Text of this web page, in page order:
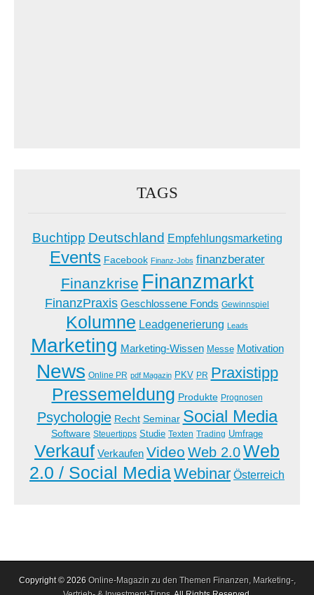
TAGS
Buchtipp Deutschland Empfehlungsmarketing
Events Facebook Finanz-Jobs finanzberater
Finanzkrise Finanzmarkt
FinanzPraxis Geschlossene Fonds Gewinnspiel
Kolumne Leadgenerierung Leads
Marketing Marketing-Wissen Messe Motivation
News Online PR pdf Magazin PKV PR Praxistipp
Pressemeldung Produkte Prognosen
Psychologie Recht Seminar Social Media
Software Steuertipps Studie Texten Trading Umfrage
Verkauf Verkaufen Video Web 2.0Web
2.0 / Social MediaWebinar Österreich
Copyright © 2026 Online-Magazin zu den Themen Finanzen, Marketing-,